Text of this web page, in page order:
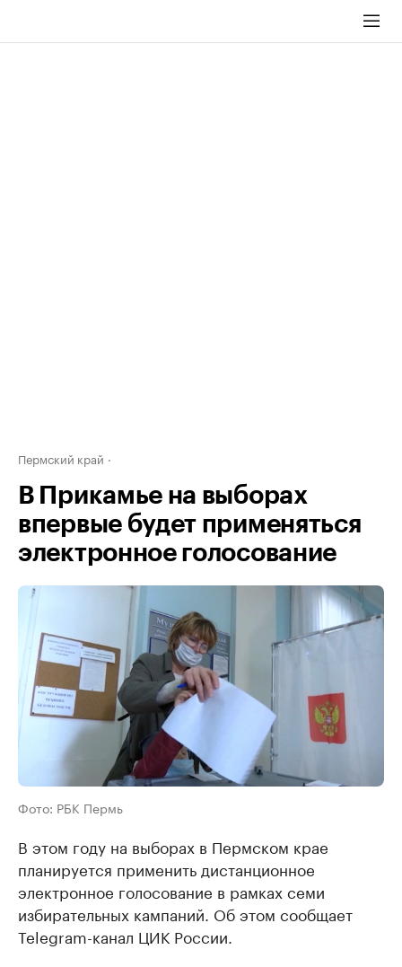
Пермский край
В Прикамье на выборах
впервые будет применяться
электронное голосование
Фото: РБК Пермь
В этом году на выборах в Пермском крае
планируется применить дистанционное
электронное голосование в рамках семи
избирательных кампаний. Об этом сообщает
Telegram-канал ЦИК России.